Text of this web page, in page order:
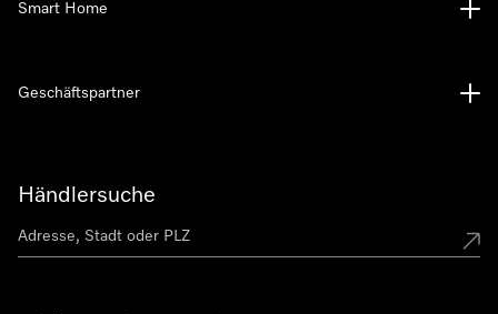
Händlersuche
Smart Home
Geschäftspartner